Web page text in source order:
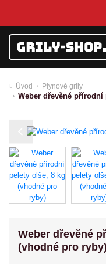
Úvod Plynové grily
Weber dřevěné
Previous
Weber dřevěné
(vhodné pro ryby)